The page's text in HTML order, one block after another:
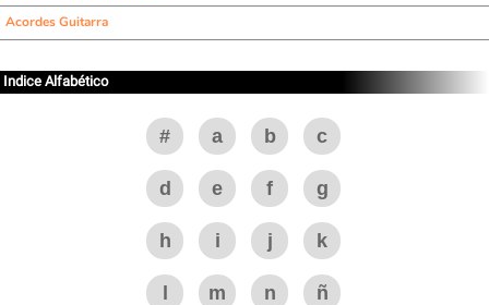
Acordes Guitarra
Indice Alfabético
# a b c
d e f g
h i j k
m n ñ